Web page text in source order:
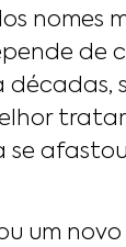
nomes
de
décadas,
um